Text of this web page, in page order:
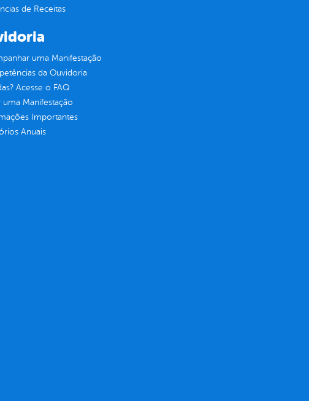
de Receitas
uma Manifestação
da Ouvidoria
Acesse o FAQ
uma Manifestação
Importantes
Anuais